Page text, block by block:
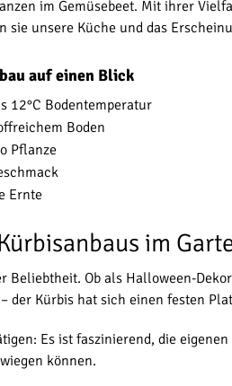
im Gemüsebeet. Mit ihrer
sie unsere Küche und das
auf einen Blick
12°C Bodentemperatur
Boden
Pflanze
Ernte
im
Beliebtheit. Ob als Halloween-
der Kürbis hat sich einen festen
Es ist faszinierend, die
können.